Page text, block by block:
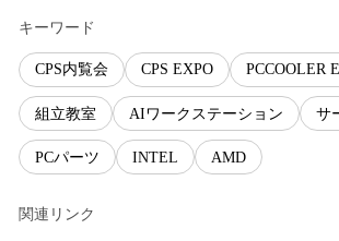
キーワード
CPS内覧会 CPS EXPO PCCOOLER
組立教室 AIワークステーション サ
PCパーツ INTEL AMD
関連リンク